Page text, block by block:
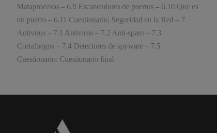
Mataprocesos – 6.9 Escaneadores de puertos – 6.10 Que es
un puerto – 6.11 Cuestionario: Seguridad en la Red – 7
Antivirus – 7.1 Antivirus – 7.2 Anti-spam – 7.3
Cortafuegos – 7.4 Detectores de spyware – 7.5
Cuestionario: Cuestionario final –